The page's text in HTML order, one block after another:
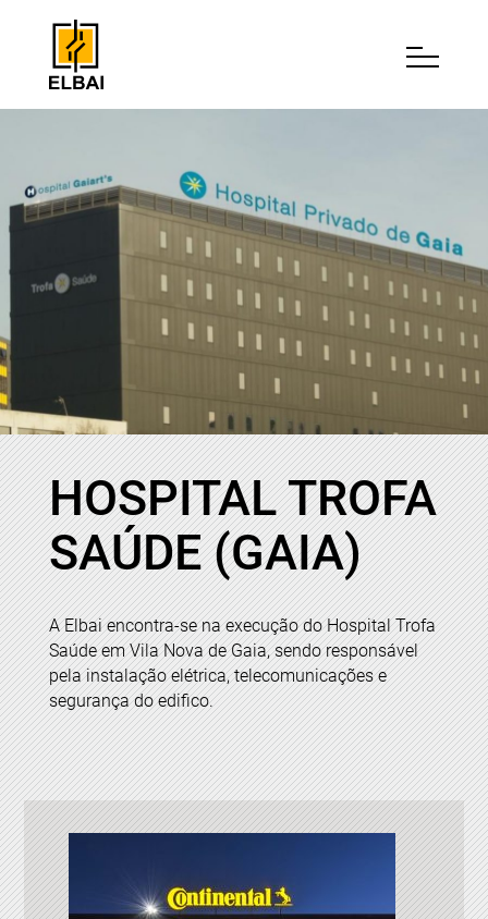
HOSPITAL TROFA
SAÚDE (GAIA)
A Elbai encontra-se na execução do Hospital Trofa
Saúde em Vila Nova de Gaia, sendo responsável
pela instalação elétrica, telecomunicações e
segurança do edifico.